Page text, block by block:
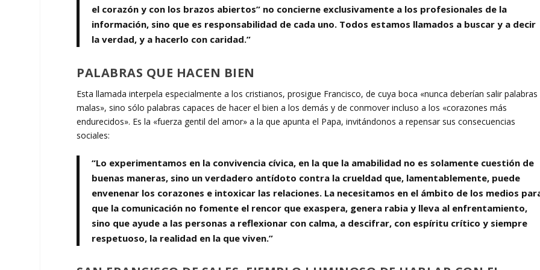
el corazón y con los brazos abiertos” no concierne exclusivamente a los profesionales de la
información, sino que es responsabilidad de cada uno. Todos estamos llamados a buscar y a decir
la verdad, y a hacerlo con caridad.”
PALABRAS QUE HACEN BIEN
Esta llamada interpela especialmente a los cristianos, prosigue Francisco, de cuya boca «nunca deberían salir palabras
malas», sino sólo palabras capaces de hacer el bien a los demás y de conmover incluso a los «corazones más
endurecidos». Es la «fuerza gentil del amor» a la que apunta el Papa, invitándonos a repensar sus consecuencias
sociales:
“Lo experimentamos en la convivencia cívica, en la que la amabilidad no es solamente cuestión de
buenas maneras, sino un verdadero antídoto contra la crueldad que, lamentablemente, puede
envenenar los corazones e intoxicar las relaciones. La necesitamos en el ámbito de los medios
que la comunicación no fomente el rencor que exaspera, genera rabia y lleva al enfrentamiento,
sino que ayude a las personas a reflexionar con calma, a descifrar, con espíritu crítico y siempre
respetuoso, la realidad en la que viven.”